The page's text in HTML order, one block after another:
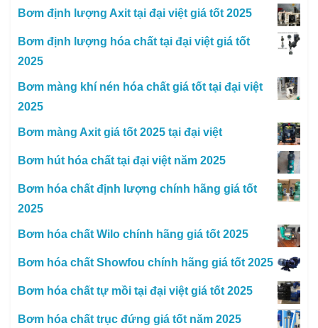
Bơm định lượng Axit tại đại việt giá tốt 2025
Bơm định lượng hóa chất tại đại việt giá tốt
2025
Bơm màng khí nén hóa chất giá tốt tại đại việt
2025
Bơm màng Axit giá tốt 2025 tại đại việt
Bơm hút hóa chất tại đại việt năm 2025
Bơm hóa chất định lượng chính hãng giá tốt
2025
Bơm hóa chất Wilo chính hãng giá tốt 2025
Bơm hóa chất Showfou chính hãng giá tốt 2025
Bơm hóa chất tự mồi tại đại việt giá tốt 2025
Bơm hóa chất trục đứng giá tốt năm 2025